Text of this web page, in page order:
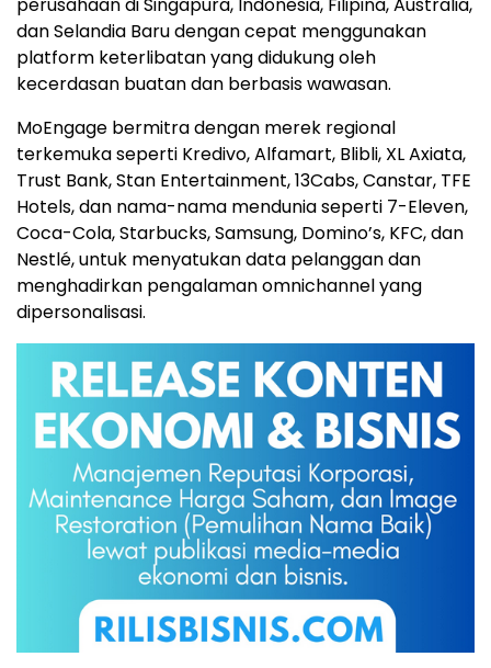
danSelandia Barudengan cepat menggunakan
platform keterlibatan yang didukung oleh
kecerdasan buatan dan berbasis wawasan.
MoEngage bermitra dengan merek regional
terkemuka seperti Kredivo, Alfamart, Blibli, XL Axiata,
Trust Bank, Stan Entertainment, 13Cabs, Canstar, TFE
Hotels, dan nama-nama mendunia seperti 7-Eleven,
Coca-Cola, Starbucks, Samsung, Domino’s, KFC, dan
Nestlé, untuk menyatukan data pelanggan dan
menghadirkan pengalaman omnichannel yang
dipersonalisasi.